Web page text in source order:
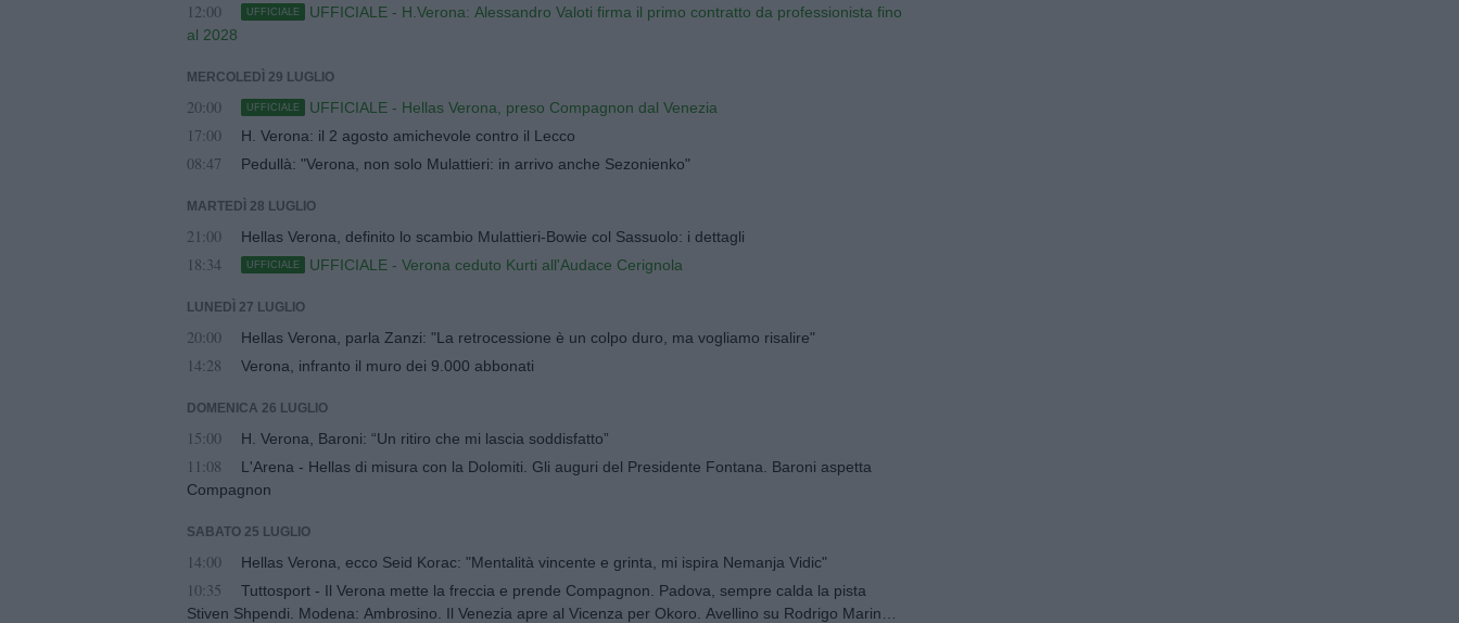
12:00 UFFICIALE
UFFICIALE - H.Verona: Alessandro Valoti firma il primo contratto da professionista fino
al 2028
MERCOLEDÌ 29 LUGLIO
20:00 UFFICIALE UFFICIALE - Hellas Verona, preso Compagnon dal Venezia
17:00 H. Verona: il 2 agosto amichevole contro il Lecco
08:47 Pedullà: "Verona, non solo Mulattieri: in arrivo anche Sezonienko"
MARTEDÌ 28 LUGLIO
21:00 Hellas Verona, definito lo scambio Mulattieri-Bowie col Sassuolo: i dettagli
18:34 UFFICIALE UFFICIALE - Verona ceduto Kurti all'Audace Cerignola
LUNEDÌ 27 LUGLIO
20:00 Hellas Verona, parla Zanzi: "La retrocessione è un colpo duro, ma vogliamo risalire"
14:28 Verona, infranto il muro dei 9.000 abbonati
DOMENICA 26 LUGLIO
15:00 H. Verona, Baroni: “Un ritiro che mi lascia soddisfatto”
11:08
L'Arena - Hellas di misura con la Dolomiti. Gli auguri del Presidente Fontana. Baroni aspetta
Compagnon
SABATO 25 LUGLIO
14:00 Hellas Verona, ecco Seid Korac: "Mentalità vincente e grinta, mi ispira Nemanja Vidic"
10:35
Tuttosport - Il Verona mette la freccia e prende Compagnon. Padova, sempre calda la pista
Stiven Shpendi. Modena: Ambrosino. Il Venezia apre al Vicenza per Okoro. Avellino su Rodrigo Marina e